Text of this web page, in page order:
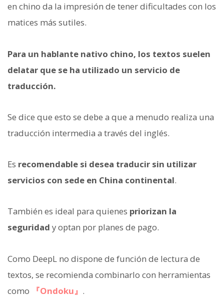
en chino da la impresión de tener dificultades con los
matices más sutiles.
Para un hablante nativo chino, los textos suelen
delatar que se ha utilizado un servicio de
traducción.
Se dice que esto se debe a que a menudo realiza una
traducción intermedia a través del inglés.
Es recomendable si desea traducir sin utilizar
servicios con sede en China continental.
También es ideal para quienes priorizan la
seguridad y optan por planes de pago.
Como DeepL no dispone de función de lectura de
textos, se recomienda combinarlo con herramientas
como
『Ondoku』 .